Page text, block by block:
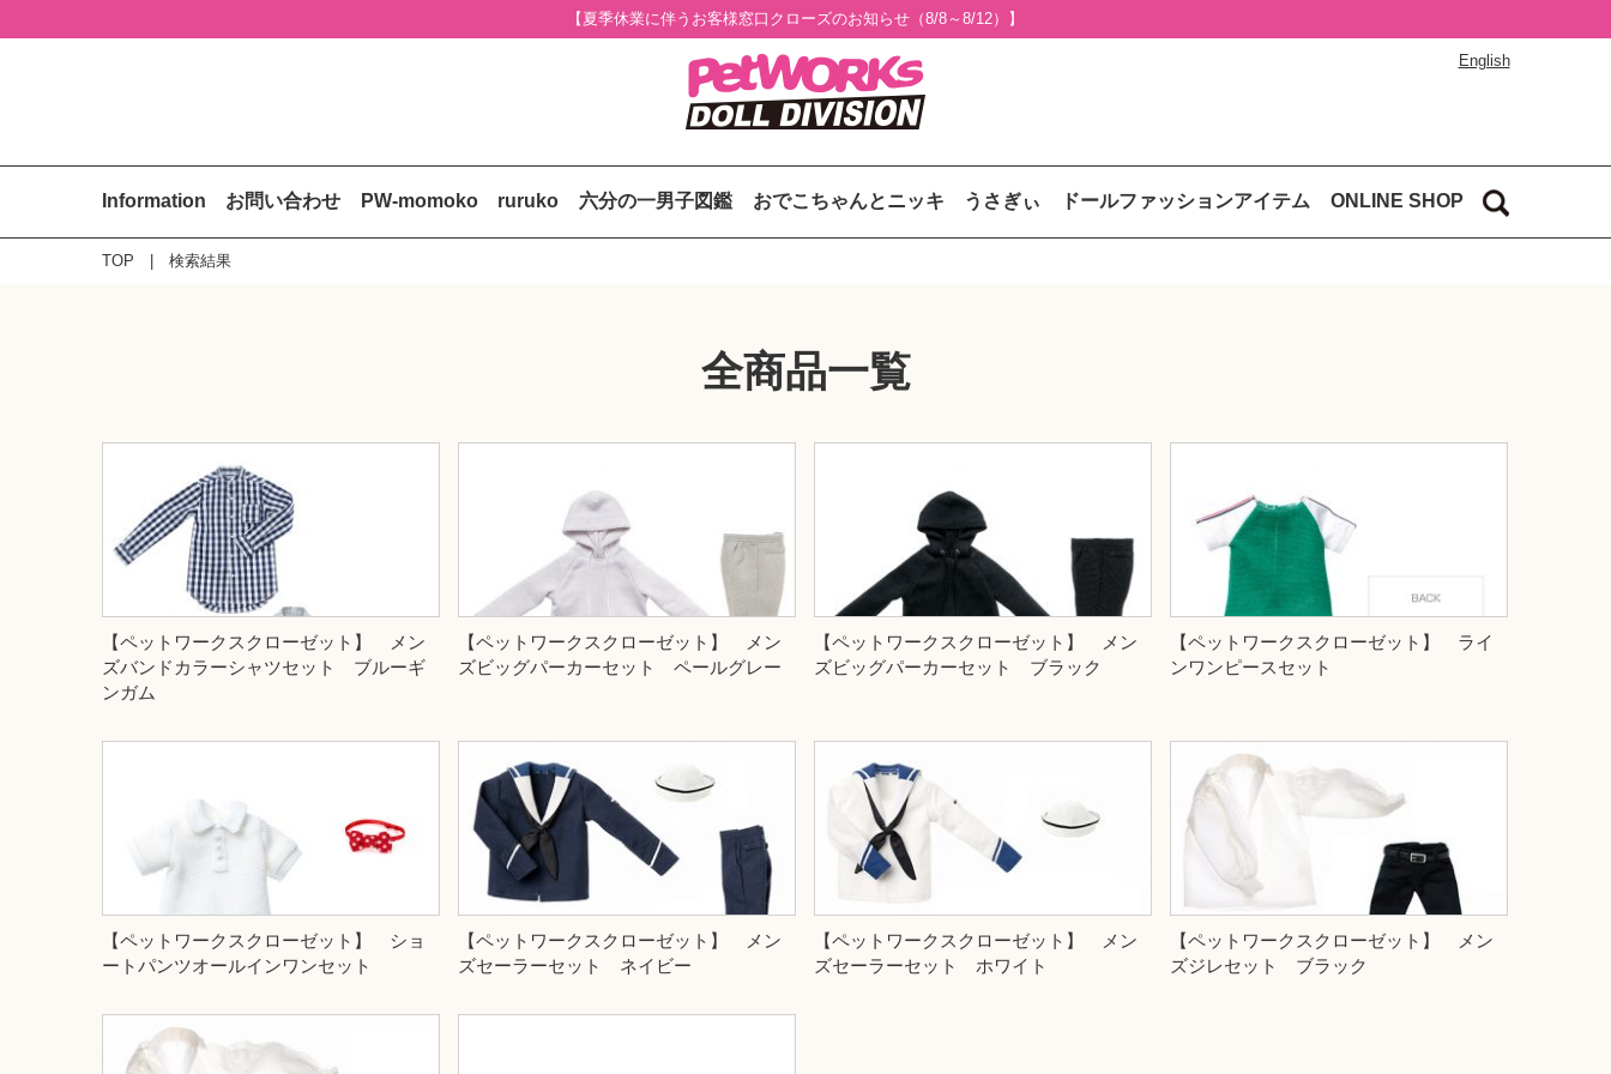
【夏季休業に伴うお客様窓口クローズのお知らせ（8/8～8/12）】
English
Information お問い合わせ PW-momoko ruruko 六分の一男子図鑑 おでこちゃんとニッキ うさぎぃ ドールファッションアイテム ONLINE SHOP
TOP 検索結果
全商品一覧
【ペットワークスクローゼット】 メン
ズバンドカラーシャツセット ブルーギ
ンガム
【ペットワークスクローゼット】 メン
ズビッグパーカーセット ペールグレー
【ペットワークスクローゼット】 メン
ズビッグパーカーセット ブラック
【ペットワークスクローゼット】 ライ
ンワンピースセット
【ペットワークスクローゼット】 ショ
ートパンツオールインワンセット
【ペットワークスクローゼット】 メン
ズセーラーセット ネイビー
【ペットワークスクローゼット】 メン
ズセーラーセット ホワイト
【ペットワークスクローゼット】 メン
ズジレセット ブラック